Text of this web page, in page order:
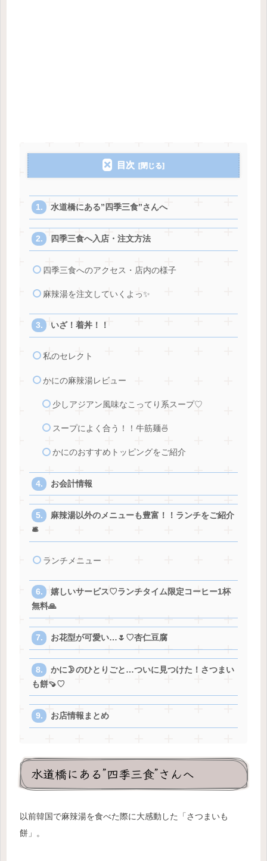
目次
水道橋にある”四季三食”さんへ
四季三食へ入店・注文方法
四季三食へのアクセス・店内の様子
麻辣湯を注文していくよっ✨
いざ！着丼！！
私のセレクト
かにの麻辣湯レビュー
少しアジアン風味なこってり系スープ♡
スープによく合う！！牛筋麺🍜
かにのおすすめトッピングをご紹介
お会計情報
麻辣湯以外のメニューも豊富！！ランチをご紹介
🛎️
ランチメニュー
嬉しいサービス♡ランチタイム限定コーヒー1杯
無料🙏
お花型が可愛い…🌷♡杏仁豆腐
かに🌛のひとりごと…ついに見つけた！さつまい
も餅🍠♡
お店情報まとめ
水道橋にある”四季三食”さんへ
以前韓国で麻辣湯を食べた際に大感動した「さつまいも
餅」。